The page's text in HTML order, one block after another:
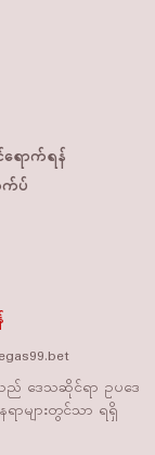
ရောက်ရန်
က်ပ်
ည် ဒေသဆိုင်ရာ ဥပဒေ
ာများတွင်သာ ရရှိ